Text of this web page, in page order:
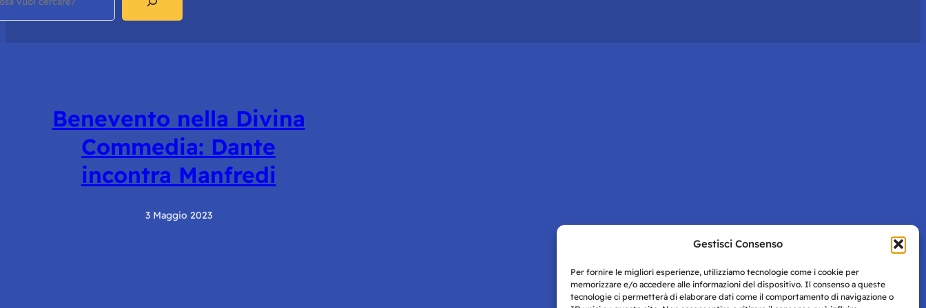
Gestisci Consenso
Per fornire le migliori esperienze, utilizziamo tecnologie come i cookie per
memorizzare e/o accedere alle informazioni del dispositivo. Il consenso a queste
tecnologie ci permetterà di elaborare dati come il comportamento di navigazione o
Benevento nella Divina
Commedia: Dante
incontra Manfredi
3 Maggio 2023